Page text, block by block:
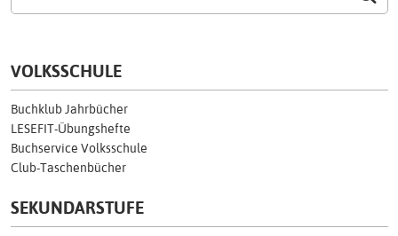
VOLKSSCHULE
Buchklub Jahrbücher
LESEFIT-Übungshefte
Buchservice Volksschule
Club-Taschenbücher
SEKUNDARSTUFE